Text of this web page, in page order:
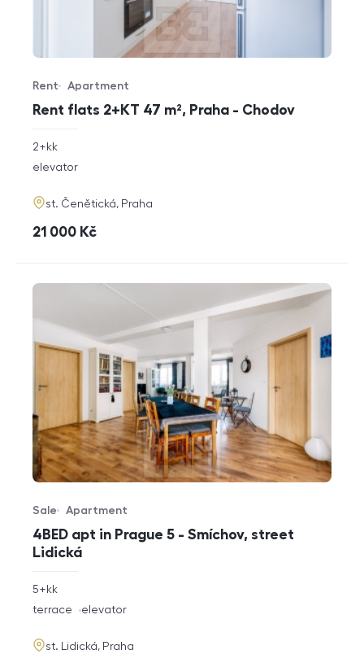
Rent flats 2+KT 47 m², Praha - Chodov
Offer type
Rent
Property type
Apartment
rozměry
disposition
2+kk
funkce
elevator
adresa
st. Čenětická, Praha
cena
21 000 Kč
4BED apt in Prague 5 - Smíchov, street
Lidická
Offer type
Sale
Property type
Apartment
rozměry
5+kk
funkce
terrace elevator
adresa
st. Lidická, Praha